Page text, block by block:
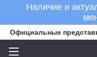
Наличие и
Официальные